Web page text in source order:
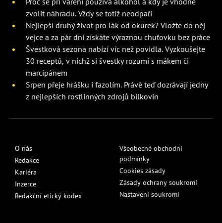
zvolit náhradu. Vždy se totiž neodpaří
Nejlepší druhý život pro lák od okurek? Vložte do něj
vejce a za pár dní získáte výraznou chuťovku bez práce
Švestková sezona nabízí víc než povidla. Vyzkoušejte
30 receptů, v nichž si švestky rozumí s mákem či
marcipánem
Srpen přeje hrášku i fazolím. Právě teď dozrávají jedny
z nejlepších rostlinných zdrojů bílkovin
O nás
Redakce
Kariéra
Inzerce
Redakční etický kodex
Všeobecné obchodní
podmínky
Cookies zásady
Zásady ochrany soukromí
Nastavení soukromí